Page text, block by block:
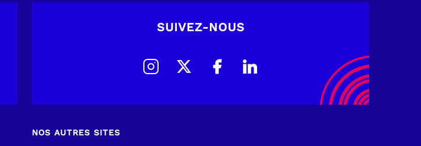
SUIVEZ-NOUS
NOS AUTRES SITES